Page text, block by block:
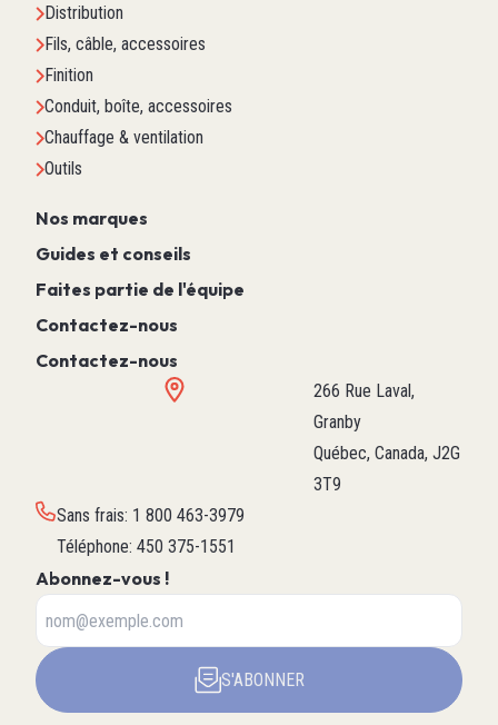
Distribution
Fils, câble, accessoires
Finition
Conduit, boîte, accessoires
Chauffage & ventilation
Outils
Nos marques
Guides et conseils
Faites partie de l'équipe
Contactez-nous
Contactez-nous
266 Rue Laval,
Granby
Québec, Canada, J2G
3T9
Sans frais: 1 800 463-3979
Téléphone: 450 375-1551
Abonnez-vous !
S'ABONNER